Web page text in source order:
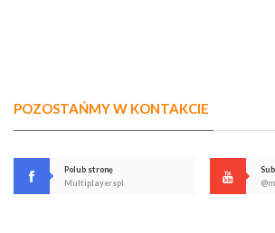
POZOSTAŃMY W KONTAKCIE
Polub stronę
Multiplayerspl